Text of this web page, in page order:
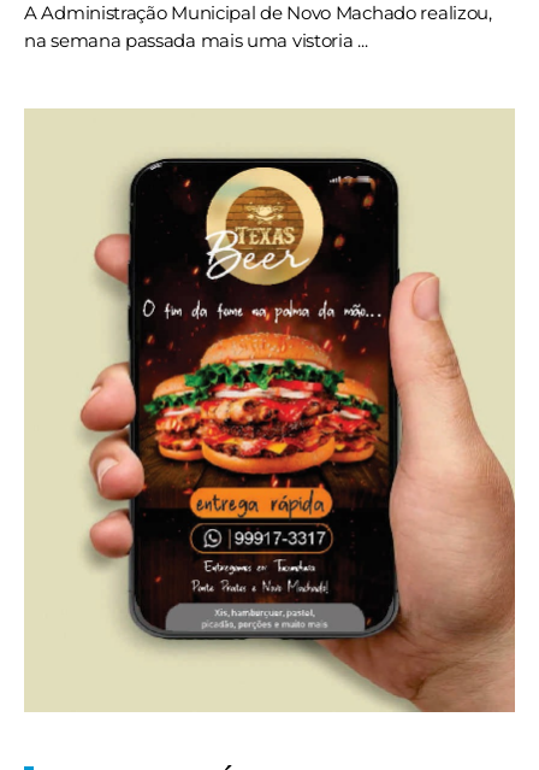
A Administração Municipal de Novo Machado realizou,
na semana passada mais uma vistoria ...